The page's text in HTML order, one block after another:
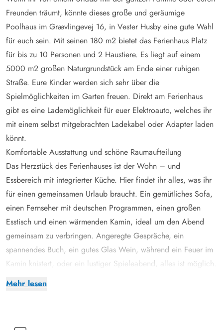
Mehr lesen
Freunden träumt, könnte dieses große und geräumige
Poolhaus im Grævlingevej 16, in Vester Husby eine gute Wahl
für euch sein. Mit seinen 180 m2 bietet das Ferienhaus Platz
für bis zu 10 Personen und 2 Haustiere. Es liegt auf einem
5000 m2 großen Naturgrundstück am Ende einer ruhigen
Straße. Eure Kinder werden sich sehr über die
Spielmöglichkeiten im Garten freuen. Direkt am Ferienhaus
gibt es eine Lademöglichkeit für euer Elektroauto, welches ihr
mit einem selbst mitgebrachten Ladekabel oder Adapter laden
könnt.
Komfortable Ausstattung und schöne Raumaufteilung
Das Herzstück des Ferienhauses ist der Wohn – und
Essbereich mit integrierter Küche. Hier findet ihr alles, was ihr
für einen gemeinsamen Urlaub braucht. Ein gemütliches Sofa,
einen Fernseher mit deutschen Programmen, einen großen
Esstisch und einen wärmenden Kamin, ideal um den Abend
gemeinsam zu verbringen. Angeregte Gespräche, ein
spannendes Buch, ein gutes Glas Wein, während ein Feuer im
Kamin knistert, oder ein lustiger Spieleabend, alles ist möglich.
Im Ferienhaus gibt es 4 Schlafzimmer, die alle mit